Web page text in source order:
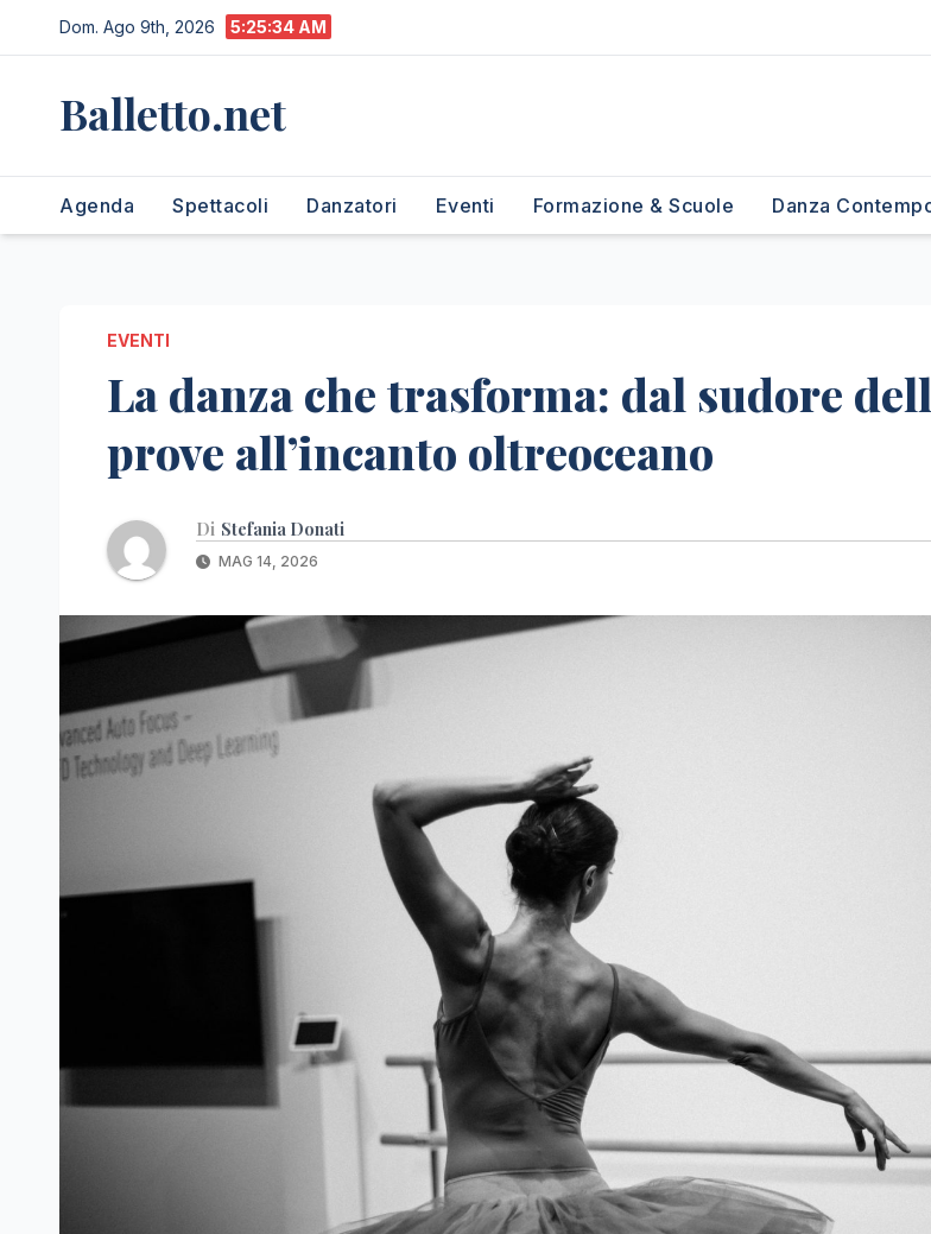
al
Dom. Ago 9th, 2026 5:25:35 AM
Balletto.net
Agenda Spettacoli Danzatori Eventi Formazione & Scuole Danza
EVENTI
La danza che trasforma: dal sudore
prove all’incanto oltreoceano
Di Stefania Donati
MAG 14, 2026